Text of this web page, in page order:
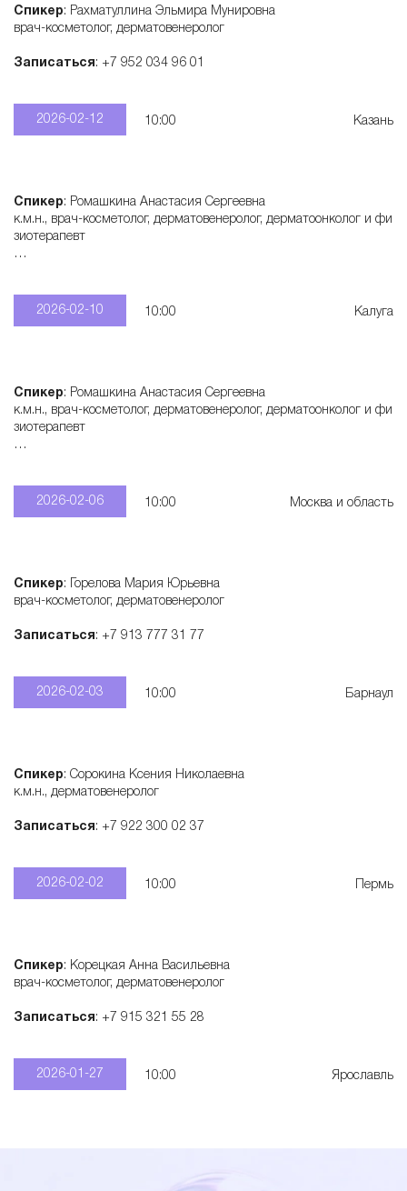
Спикер: Рахматуллина Эльмира Мунировна
врач-косметолог, дерматовенеролог
Записаться: +7 952 034 96 01
2026-02-12 10:00 Казань
Спикер: Ромашкина Анастасия Сергеевна
к.м.н., врач-косметолог, дерматовенеролог, дерматоонколог и фи
зиотерапевт
2026-02-10 10:00 Калуга
Спикер: Ромашкина Анастасия Сергеевна
к.м.н., врач-косметолог, дерматовенеролог, дерматоонколог и фи
зиотерапевт
2026-02-06 10:00 Москва и область
Спикер: Горелова Мария Юрьевна
врач-косметолог, дерматовенеролог
Записаться: +7 913 777 31 77
2026-02-03 10:00 Барнаул
Спикер: Сорокина Ксения Николаевна
к.м.н., дерматовенеролог
Записаться: +7 922 300 02 37
2026-02-02 10:00 Пермь
Спикер: Корецкая Анна Васильевна
врач-косметолог, дерматовенеролог
Записаться: +7 915 321 55 28
2026-01-27 10:00 Ярославль